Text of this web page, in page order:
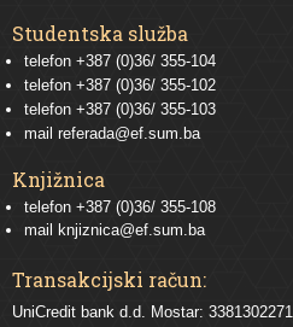
Studentska služba
telefon +387 (0)36/ 355-104
telefon +387 (0)36/ 355-102
telefon +387 (0)36/ 355-103
mail referada@ef.sum.ba
Knjižnica
telefon +387 (0)36/ 355-108
mail knjiznica@ef.sum.ba
Transakcijski račun:
UniCredit bank d.d. Mostar: